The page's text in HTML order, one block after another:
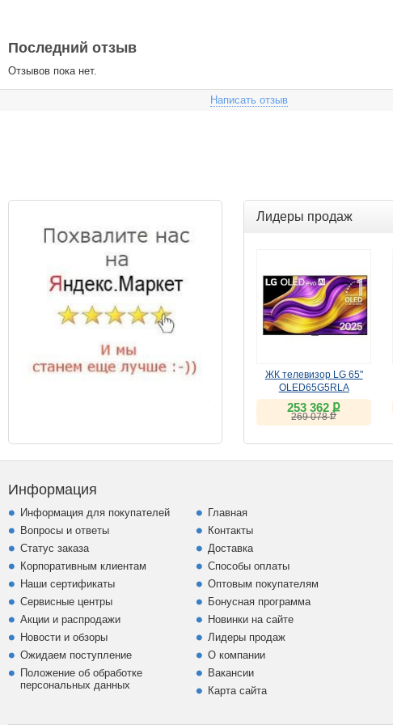
Последний отзыв
Отзывов пока нет.
Написать отзыв
Лидеры продаж
ЖК телевизор LG 65"
OLED65G5RLA
253 362ք
269 078ք
Информация
Информация для покупателей
Вопросы и ответы
Статус заказа
Корпоративным клиентам
Наши сертификаты
Сервисные центры
Акции и распродажи
Новости и обзоры
Ожидаем поступление
Положение об обработке
персональных данных
Главная
Контакты
Доставка
Способы оплаты
Оптовым покупателям
Бонусная программа
Новинки на сайте
Лидеры продаж
О компании
Вакансии
Карта сайта